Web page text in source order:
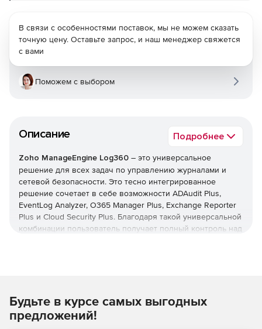
Описание Подробнее
Zoho ManageEngine Log360 – это универсальное
решение для всех задач по управлению журналами и
сетевой безопасности. Это тесно интегрированное
решение сочетает в себе возможности ADAudit Plus,
EventLog Analyzer, O365 Manager Plus, Exchange Reporter
Plus и Cloud Security Plus. Благодаря такой универсальной
комбинации пользователь получает полный контроль над
Основные возможности:
В связи с особенностями поставок, мы не можем сказать
точную цену. Оставьте запрос, и наш менеджер свяжется
с вами
Поможем с выбором
Будьте в курсе самых выгодных
предложений!